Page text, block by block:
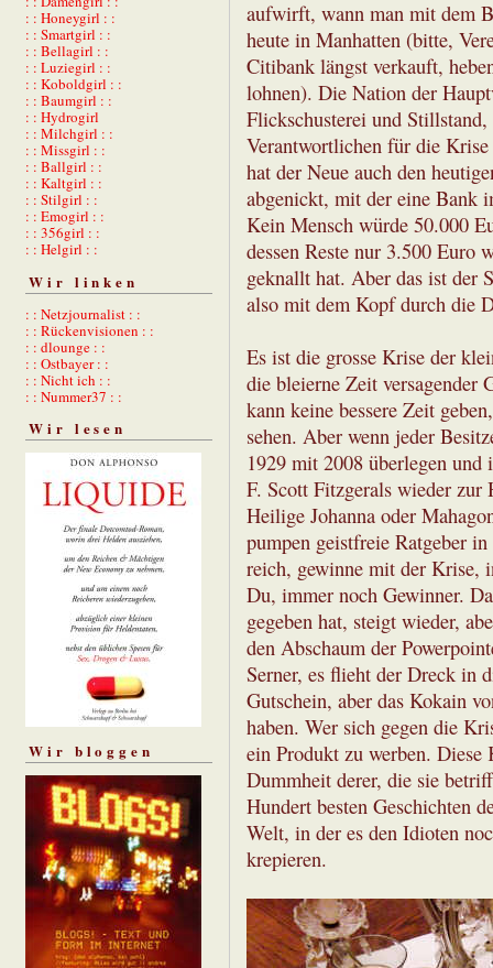
: : Honeygirl : :
: : Smartgirl : :
: : Bellagirl : :
: : Luziegirl : :
: : Koboldgirl : :
: : Baumgirl : :
: : Hydrogirl
: : Milchgirl : :
: : Missgirl : :
: : Ballgirl : :
: : Kaltgirl : :
: : Stilgirl : :
: : Emogirl : :
: : 356girl : :
: : Helgirl : :
Wir linken
: : Netzjournalist : :
: : Rückenvisionen : :
: : dlounge : :
: : Ostbayer : :
: : Nicht ich : :
: : Nummer37 : :
Wir lesen
Wir bloggen
aufwirft, wann man mit dem
heute in Manhatten (bitte,
Citibank längst verkauft,
lohnen). Die Nation der
Flickschusterei und
Verantwortlichen für die
hat der Neue auch den
abgenickt, mit der eine Bank
Kein Mensch würde 50.000
dessen Reste nur 3.500 Euro
geknallt hat. Aber das ist der
also mit dem Kopf durch die
Es ist die grosse Krise der
die bleierne Zeit versagender
kann keine bessere Zeit
sehen. Aber wenn jeder
1929 mit 2008 überlegen und
F. Scott Fitzgerals wieder zur
Heilige Johanna oder
pumpen geistfreie Ratgeber
reich, gewinne mit der Krise,
Du, immer noch Gewinner.
gegeben hat, steigt wieder,
den Abschaum der
Serner, es flieht der Dreck in
Gutschein, aber das Kokain
haben. Wer sich gegen die
ein Produkt zu werben. Diese
Dummheit derer, die sie
Hundert besten Geschichten
Welt, in der es den Idioten
krepieren.